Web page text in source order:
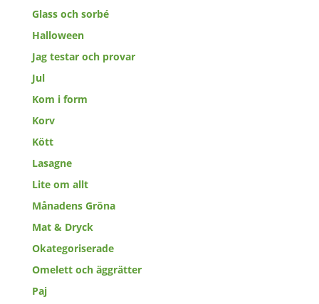
Glass och sorbé
Halloween
Jag testar och provar
Jul
Kom i form
Korv
Kött
Lasagne
Lite om allt
Månadens Gröna
Mat & Dryck
Okategoriserade
Omelett och äggrätter
Paj